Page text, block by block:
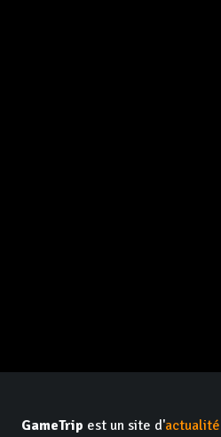
GameTrip est un site d'actualité